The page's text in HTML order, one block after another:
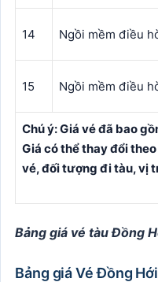
14 Ngồi mềm điều
15 Ngồi mềm điều
Chú ý: Giá vé đã bao
Giá có thể thay đổi
vé, đối tượng đi tàu, vị
Bảng giá vé tàu Đồng
Bảng giá Vé Đồng